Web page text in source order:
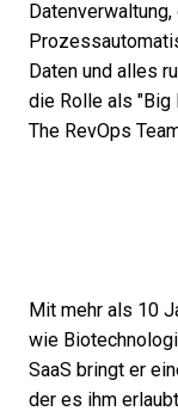
Daten und alles
die Rolle als "Big
The RevOps
Mit mehr als 10
wie
SaaS bringt er
der es ihm